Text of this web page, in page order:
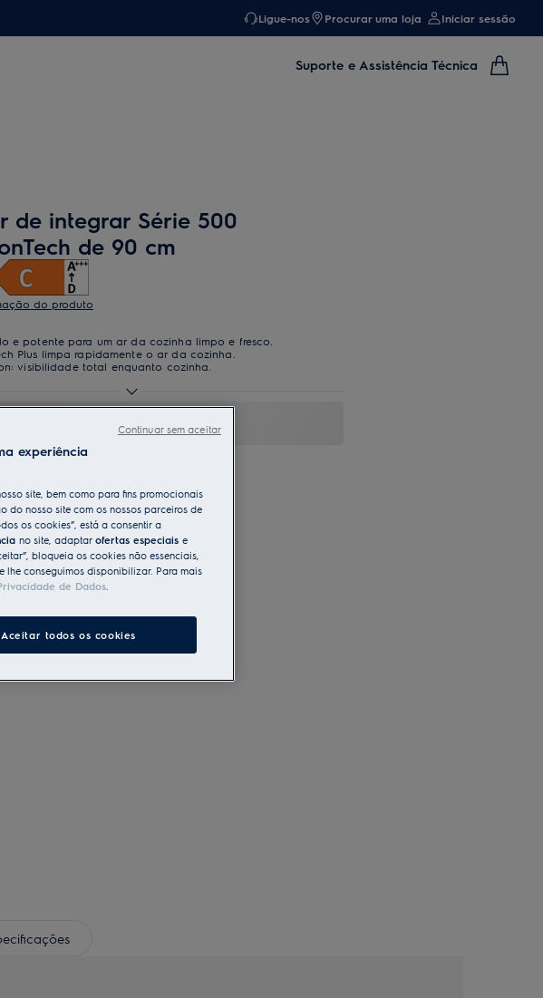
Ligue-nos Procurar uma loja Iniciar sessão
Suporte e Assistência Técnica
de integrar Série 500
de 90 cm
do produto
e potente para um ar da cozinha limpo e fresco.
Plus limpa rapidamente o ar da cozinha.
visibilidade total enquanto cozinha.
experiência
site, bem como para fins promocionais
do nosso site com os nossos parceiros de
os cookies”, está a consentir a
no site, adaptar ofertas especiais e
bloqueia os cookies não essenciais,
conseguimos disponibilizar. Para mais
de Dados.
Aceitar todos os cookies
Continuar sem aceitar